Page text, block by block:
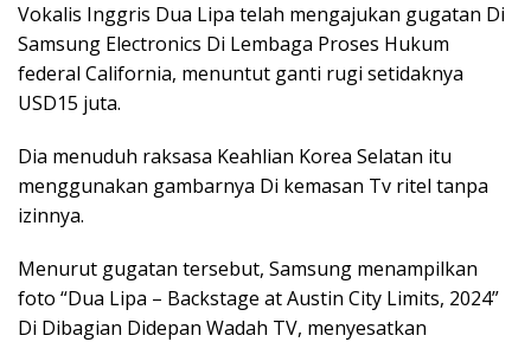
Vokalis Inggris Dua Lipa telah mengajukan gugatan Di
Samsung Electronics Di Lembaga Proses Hukum
federal California, menuntut ganti rugi setidaknya
USD15 juta.
Dia menuduh raksasa Keahlian Korea Selatan itu
menggunakan gambarnya Di kemasan Tv ritel tanpa
izinnya.
Menurut gugatan tersebut, Samsung menampilkan
foto “Dua Lipa – Backstage at Austin City Limits, 2024”
Di Dibagian Didepan Wadah TV, menyesatkan